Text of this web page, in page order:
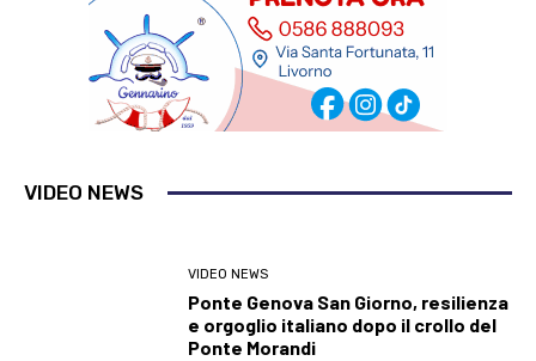
VIDEO NEWS
VIDEO NEWS
Ponte Genova San Giorno, resilienza
e orgoglio italiano dopo il crollo del
Ponte Morandi